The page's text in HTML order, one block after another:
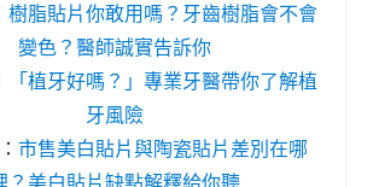
樹脂貼片你敢用嗎？牙齒樹脂會不會
變色？醫師誠實告訴你
「植牙好嗎？」專業牙醫帶你了解植
牙風險
市售美白貼片與陶瓷貼片差別在哪
？美白貼片缺點解釋給你聽